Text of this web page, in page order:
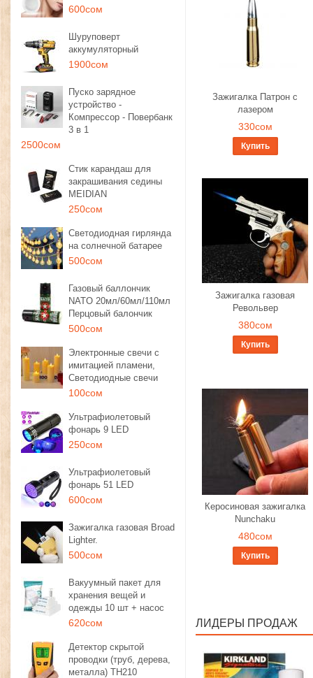
600сом
Шуруповерт
аккумуляторный
1900сом
Пуско зарядное
устройство -
Компрессор - Повербанк
3 в 1
2500сом
Стик карандаш для
закрашивания седины
MEIDIAN
250сом
Светодиодная гирлянда
на солнечной батарее
500сом
Газовый баллончик
NATO 20мл/60мл/110мл
Перцовый балончик
500сом
Электронные свечи с
имитацией пламени,
Светодиодные свечи
100сом
Ультрафиолетовый
фонарь 9 LED
250сом
Ультрафиолетовый
фонарь 51 LED
600сом
Зажигалка газовая Broad
Lighter.
500сом
Вакуумный пакет для
хранения вещей и
одежды 10 шт + насос
620сом
Детектор скрытой
проводки (труб, дерева,
металла) TH210
Зажигалка Патрон с
лазером
330сом
Купить
Зажигалка газовая
Револьвер
380сом
Купить
Керосиновая зажигалка
Nunchaku
480сом
Купить
ЛИДЕРЫ ПРОДАЖ